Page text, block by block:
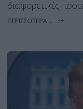
διαφορετικές
ΠΕΡΙΣΣΌΤΕΡΑ ...